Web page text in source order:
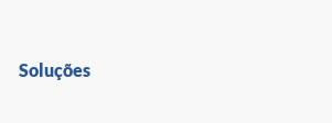
Soluções